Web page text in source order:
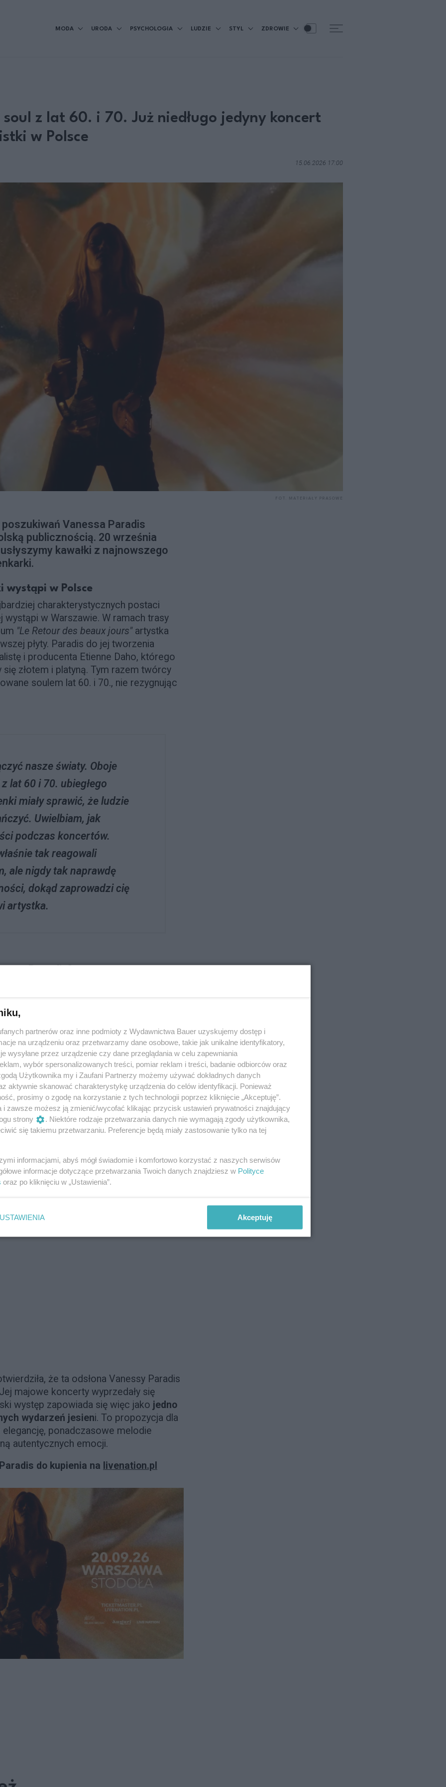
MODA URODA PSYCHOLOGIA LUDZIE STYL ZDROWIE
soul z lat 60. i 70. Już niedługo jedyny koncert
w Polsce
15.06.2026 17:00
Vanessa Paradis
publicznością. 20 września
kawałki z najnowszego
wystąpi w Polsce
charakterystycznych postaci
w Warszawie. W ramach trasy
"Le Retour des beaux jours"artystka
płyty. Paradis do jej tworzenia
i producenta Etienne Daho, którego
się złotem i platyną. Tym razem twórcy
soulem lat 60. i 70., nie rezygnując
nasze światy. Oboje
lat 60 i 70. ubiegłego
miały sprawić, że ludzie
Uwielbiam, jak
podczas koncertów.
tak reagowali
ale nigdy tak naprawdę
dokąd zaprowadzi cię
artystka.
Paradis?
oraz legendarnym Abbey Road.
także Jean-Louis Piérot,
Całość
folkiem, estetyką retro, a nawet
To muzyczna mozaika, która z jednej
odsłania bardziej intymne oblicze
osobistych w dorobku Paradis.„Elégie”
jej ojca i wnosi do albumu ton
Final” opowiada o rozstaniach, lecz
lekkość i charakterystyczną dla
od emocjonalnych odcieni, nad
zgodnie z tytułem przywołuje powrót
że ta odsłona Vanessy Paradis
majowe koncerty wyprzedały się
występ zapowiada się więc jako jedno
wydarzeń jesieni. To propozycja dla
ponadczasowe melodie
autentycznych emocji.
do kupienia na livenation.pl
partnerów oraz inne podmioty z Wydawnictwa Bauer uzyskujemy dostęp i
na urządzeniu oraz przetwarzamy dane osobowe, takie jak unikalne identyfikatory,
wysyłane przez urządzenie czy dane przeglądania w celu zapewniania
wybór spersonalizowanych treści, pomiar reklam i treści, badanie odbiorców oraz
Użytkownika my i Zaufani Partnerzy możemy używać dokładnych danych
aktywnie skanować charakterystykę urządzenia do celów identyfikacji. Ponieważ
prosimy o zgodę na korzystanie z tych technologii poprzez kliknięcie „Akceptuję”.
i zawsze możesz ją zmienić/wycofać klikając przycisk ustawień prywatności znajdujący
strony
. Niektóre rodzaje przetwarzania danych nie wymagają zgody użytkownika,
się takiemu przetwarzaniu. Preferencje będą miały zastosowanie tylko na tej
informacjami, abyś mógł świadomie i komfortowo korzystać z naszych serwisów
informacje dotyczące przetwarzania Twoich danych znajdziesz w Polityce
oraz po kliknięciu w „Ustawienia”.
USTAWIENIA Akceptuję